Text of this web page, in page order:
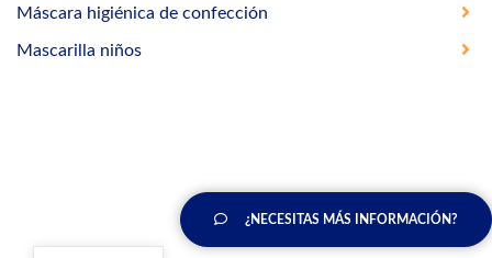
Máscara higiénica de confección
Mascarilla niños
¿NECESITAS MÁS INFORMACIÓN?